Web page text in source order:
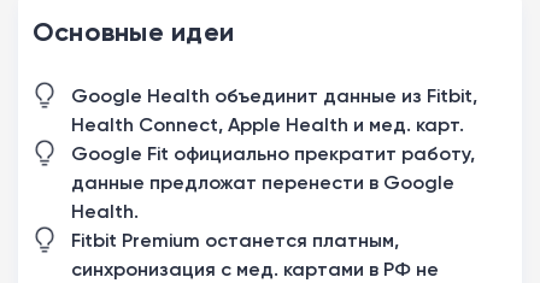
Основные идеи
Google Health объединит данные из Fitbit,
Health Connect, Apple Health и мед. карт.
Google Fit официально прекратит работу,
данные предложат перенести в Google
Health.
Fitbit Premium останется платным,
синхронизация с мед. картами в РФ не